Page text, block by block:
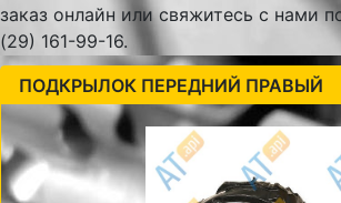
заказ онлайн или свяжитесь с нами
(29) 161-99-16.
ПОДКРЫЛОК ПЕРЕДНИЙ ПРАВЫЙ